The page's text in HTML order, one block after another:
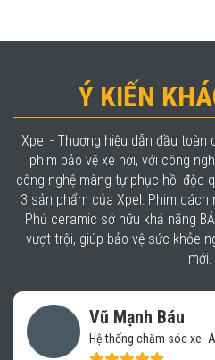
Ý KIẾN
Xpel - Thương hiệu dẫn đầu toàn
phim bảo vệ xe hơi, với công
công nghệ màng tự phục hồi độc
3 sản phẩm của Xpel: Phim cách
Phủ ceramic sở hữu khả năng
vượt trội, giúp bảo vệ sức khỏe
mới.
Vũ Mạnh Báu
Hệ thống chăm sóc xe-